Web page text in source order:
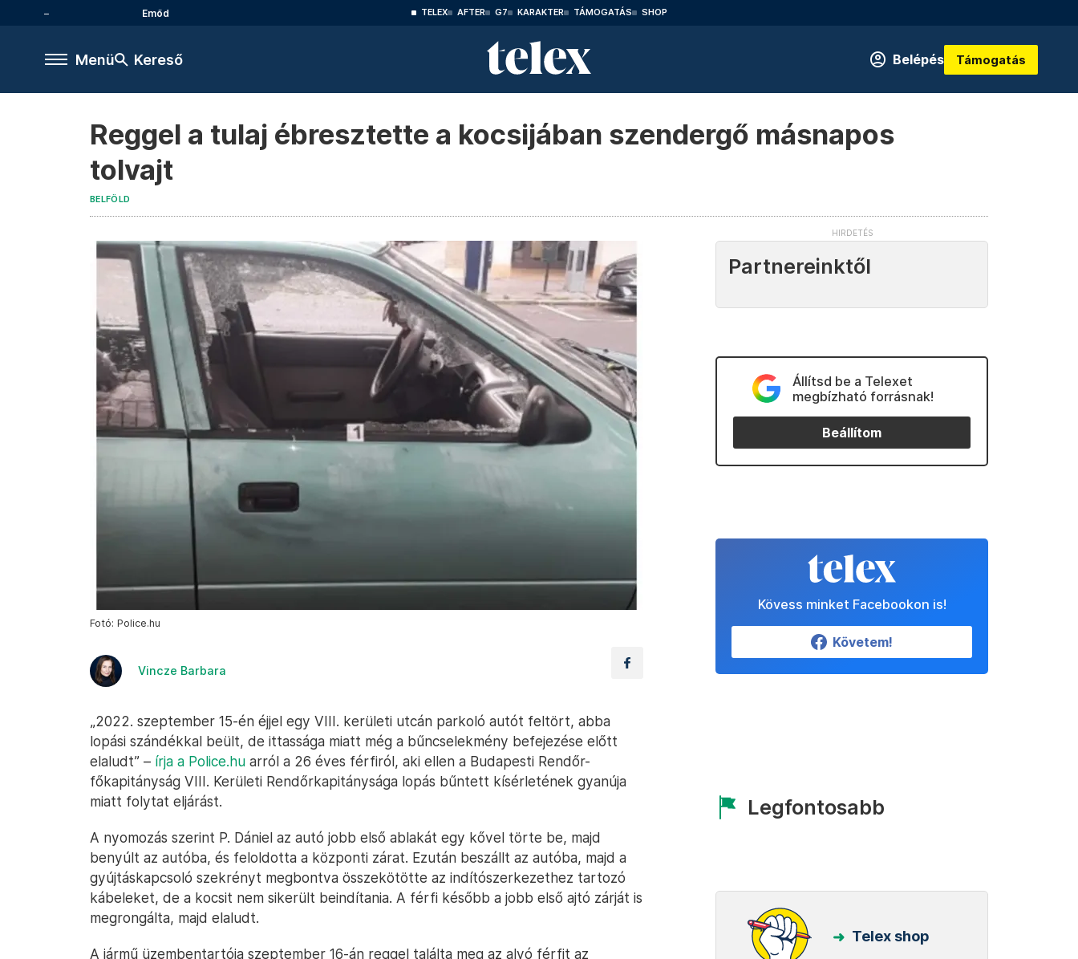
Emőd TELEX AFTER G7 KARAKTER TÁMOGATÁS SHOP
Menü Kereső Belépés Támogatás
Reggel a tulaj ébresztette a kocsijában szendergő másnapos
tolvajt
BELFÖLD
Fotó: Police.hu
Vincze Barbara
„2022. szeptember 15-é​n éjjel egy VIII. kerületi utcán parkoló autót feltört, abba
lopási szándékkal beült, de ittassága miatt még a bűncselekmény befejezése előtt
elaludt” – írja a Police.hu arról a 26 éves férfiról, aki ellen a Budapesti Rendőr-
főkapitányság VIII. Kerületi Rendőrkapitánysága lopás bűntett kísérletének gyanúja
miatt folytat eljárást.
A nyomozás szerint P. Dániel az autó jobb első ablakát egy kővel törte be, majd
benyúlt az autóba, és feloldotta a központi zárat. Ezután beszállt az autóba, majd a
gyújtáskapcsoló szekrényt megbontva összekötötte az indítószerkezethez tartozó
kábeleket, de a kocsit nem sikerült beindítania. A férfi később a jobb első ajtó zárját is
megrongálta, majd elaludt.
A jármű üzembentartója szeptember 16-án reggel találta meg az alvó férfit az
Partnereinktől
Állítsd be a Telexet
megbízható forrásnak!
Beállítom
Kövess minket Facebookon is!
Követem!
Legfontosabb
Telex shop